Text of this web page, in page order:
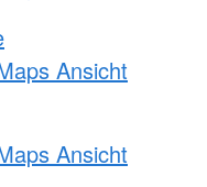
Ansicht
Ansicht